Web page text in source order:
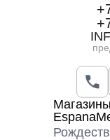
Магазины